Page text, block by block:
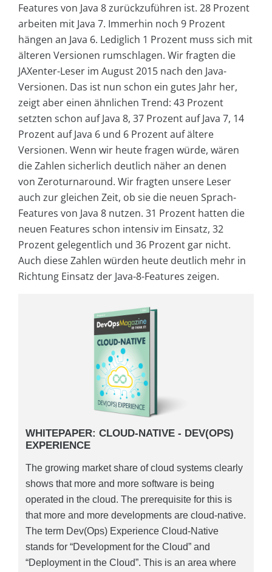
Features von Java 8 zurückzuführen ist. 28 Prozent
arbeiten mit Java 7. Immerhin noch 9 Prozent
hängen an Java 6. Lediglich 1 Prozent muss sich mit
älteren Versionen rumschlagen. Wir fragten die
JAXenter-Leser im August 2015 nach den Java-
Versionen. Das ist nun schon ein gutes Jahr her,
zeigt aber einen ähnlichen Trend: 43 Prozent
setzten schon auf Java 8, 37 Prozent auf Java 7, 14
Prozent auf Java 6 und 6 Prozent auf ältere
Versionen. Wenn wir heute fragen würde, wären
die Zahlen sicherlich deutlich näher an denen
von Zeroturnaround. Wir fragten unsere Leser
auch zur gleichen Zeit, ob sie die neuen Sprach-
Features von Java 8 nutzen. 31 Prozent hatten die
neuen Features schon intensiv im Einsatz, 32
Prozent gelegentlich und 36 Prozent gar nicht.
Auch diese Zahlen würden heute deutlich mehr in
Richtung Einsatz der Java-8-Features zeigen.
WHITEPAPER: CLOUD-NATIVE - DEV(OPS)
EXPERIENCE
The growing market share of cloud systems clearly
shows that more and more software is being
operated in the cloud. The prerequisite for this is
that more and more developments are cloud-native.
The term Dev(Ops) Experience Cloud-Native
stands for “Development for the Cloud” and
“Deployment in the Cloud”. This is an area where